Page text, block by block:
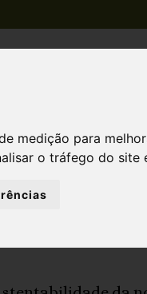
medição para
o tráfego do